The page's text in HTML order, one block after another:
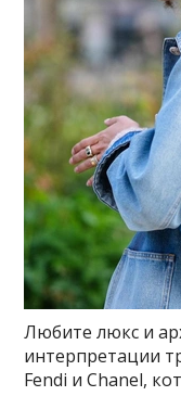
Любите люкс и
интерпретации
Fendi и Chanel,